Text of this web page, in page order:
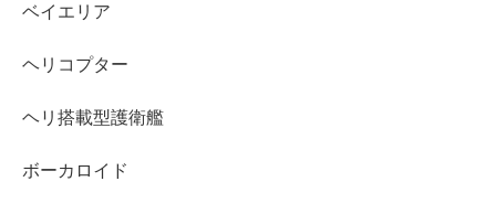
ベイエリア
ヘリコプター
ヘリ搭載型護衛艦
ボーカロイド